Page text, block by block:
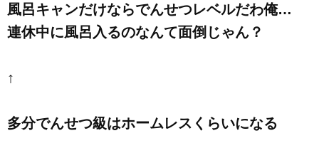
風呂キャンだけならでんせつレベルだわ俺…
連休中に風呂入るのなんて面倒じゃん？
↑
多分でんせつ級はホームレスくらいになる